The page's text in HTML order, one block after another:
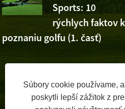
Sports: 10
rýchlych faktov k
poznaniu golfu (1. časť)
Súbory cookie používame,
poskytli lepší zážitok z